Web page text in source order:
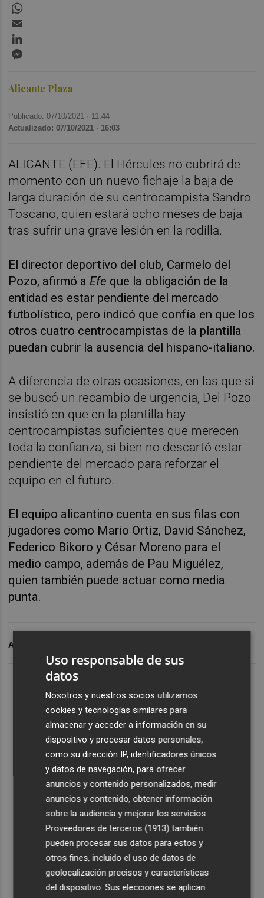
Alicante Plaza
Publicado: 07/10/2021 · 11:44
Actualizado: 07/10/2021 · 16:03
ALICANTE (EFE). El Hércules no cubrirá de
momento con un nuevo fichaje la baja de
larga duración de su centrocampista Sandro
Toscano, quien estará ocho meses de baja
tras sufrir una grave lesión en la rodilla.
El director deportivo del club, Carmelo del
Pozo, afirmó a Efe que la obligación de la
entidad es estar pendiente del mercado
futbolístico, pero indicó que confía en que los
otros cuatro centrocampistas de la plantilla
puedan cubrir la ausencia del hispano-italiano.
A diferencia de otras ocasiones, en las que sí
se buscó un recambio de urgencia, Del Pozo
insistió en que en la plantilla hay
centrocampistas suficientes que merecen
toda la confianza, si bien no descartó estar
pendiente del mercado para reforzar el
equipo en el futuro.
El equipo alicantino cuenta en sus filas con
jugadores como Mario Ortiz, David Sánchez,
Federico Bikoro y César Moreno para el
medio campo, además de Pau Miguélez,
quien también puede actuar como media
punta.
ARCHIVADO EN
Uso responsable de sus
datos
Nosotros y nuestros socios utilizamos
cookies y tecnologías similares para
almacenar y acceder a información en su
dispositivo y procesar datos personales,
como su dirección IP, identificadores únicos
y datos de navegación, para ofrecer
anuncios y contenido personalizados, medir
anuncios y contenido, obtener información
sobre la audiencia y mejorar los servicios.
Proveedores de terceros (1913) también
pueden procesar sus datos para estos y
otros fines, incluido el uso de datos de
geolocalización precisos y características
del dispositivo. Sus elecciones se aplican